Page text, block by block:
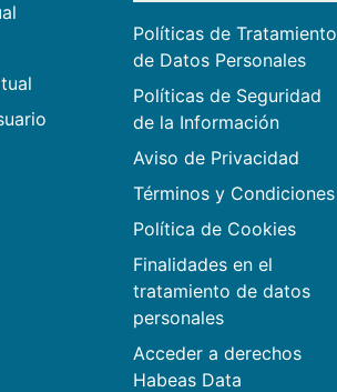
Políticas de Tratamiento
de Datos Personales
Políticas de Seguridad
de la Información
Aviso de Privacidad
Términos y Condiciones
Política de Cookies
Finalidades en el
tratamiento de datos
personales
Acceder a derechos
Habeas Data